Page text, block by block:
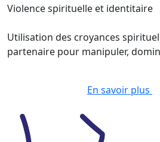
Violence spirituelle et identitaire
Utilisation des croyances
partenaire pour manipuler,
En savoir plus